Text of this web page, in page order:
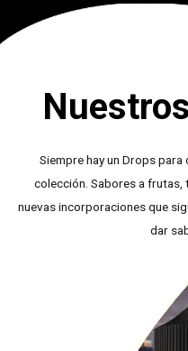
Siempre hay un Drops
colección. Sabores a frutas,
nuevas incorporaciones que
dar